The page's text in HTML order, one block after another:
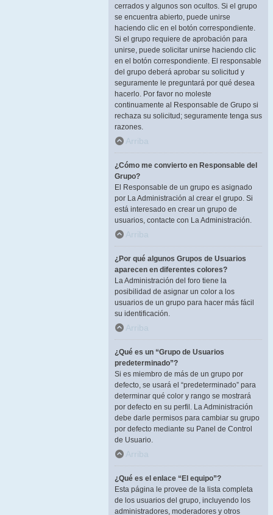
cerrados y algunos son ocultos. Si el grupo
se encuentra abierto, puede unirse
haciendo clic en el botón correspondiente.
Si el grupo requiere de aprobación para
unirse, puede solicitar unirse haciendo clic
en el botón correspondiente. El responsable
del grupo deberá aprobar su solicitud y
seguramente le preguntará por qué desea
hacerlo. Por favor no moleste
continuamente al Responsable de Grupo si
rechaza su solicitud; seguramente tenga sus
razones.
Arriba
¿Cómo me convierto en Responsable del
Grupo?
El Responsable de un grupo es asignado
por La Administración al crear el grupo. Si
está interesado en crear un grupo de
usuarios, contacte con La Administración.
Arriba
¿Por qué algunos Grupos de Usuarios
aparecen en diferentes colores?
La Administración del foro tiene la
posibilidad de asignar un color a los
usuarios de un grupo para hacer más fácil
su identificación.
Arriba
¿Qué es un “Grupo de Usuarios
predeterminado”?
Si es miembro de más de un grupo por
defecto, se usará el “predeterminado” para
determinar qué color y rango se mostrará
por defecto en su perfil. La Administración
debe darle permisos para cambiar su grupo
por defecto mediante su Panel de Control
de Usuario.
Arriba
¿Qué es el enlace “El equipo”?
Esta página le provee de la lista completa
de los usuarios del grupo, incluyendo los
administradores, moderadores y otros